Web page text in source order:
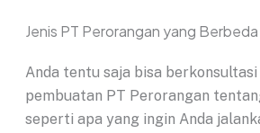
Jenis PT Perorangan yang Berbeda
Anda tentu saja bisa berkonsultasi
pembuatan PT Perorangan
seperti apa yang ingin Anda